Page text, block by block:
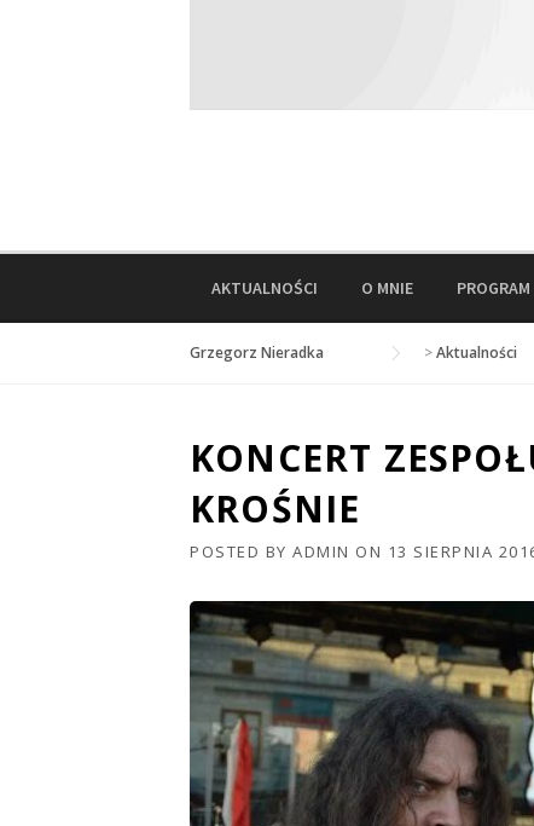
AKTUALNOŚCI O MNIE
Grzegorz Nieradka >Aktualności
KONCERT
KROŚNIE
POSTED BY ADMIN ON 13 SIERPNIA